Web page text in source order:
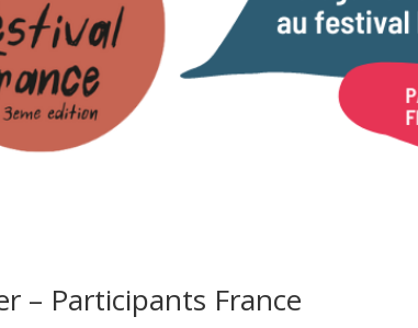
– Participants France